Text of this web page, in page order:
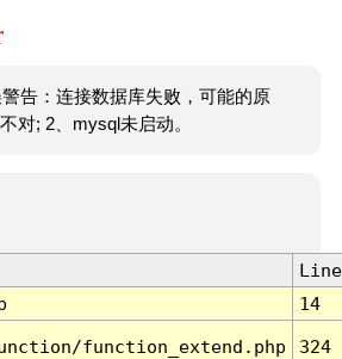
告：连接数据库失败，可能的原
对; 2、mysql未启动。
Line
14
function_extend.php 324